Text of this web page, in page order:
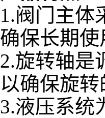
1.阀门主体
确保长期
2.旋转轴是
以确保旋
3.液压系统